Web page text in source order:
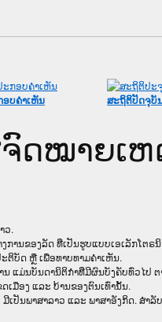
ອບຄໍາເຫັນ ສະຖິຕິປັດຈຸບັ
ດໝາຍເຫ
ວ.
ານ​ຂອງ​ລັດ ທີ່​ເປັນ​ຮູບ​ແບບ​ເອ​ເລັກ​ໂຕ​
ຕິ​ບັດ ຫຼື ເພື່ອທາບທາມຄໍາເຫັນ.
ແມ່ນ​ບັນ​ດາ​ນິ​ຕິ​ກຳ​ທີ່​ມີ​ຜົນ​ບັງ​ຄັບ​ທົ່ວ​ໄປ
ເມືອງ ແລະ ບ້ານ​ຂອງ​ຕົນ​ເທົ່າ​ນັ້ນ.
ເປັນພາສາລາວ ແລະ ພາສາອັງກິດ. ສໍ